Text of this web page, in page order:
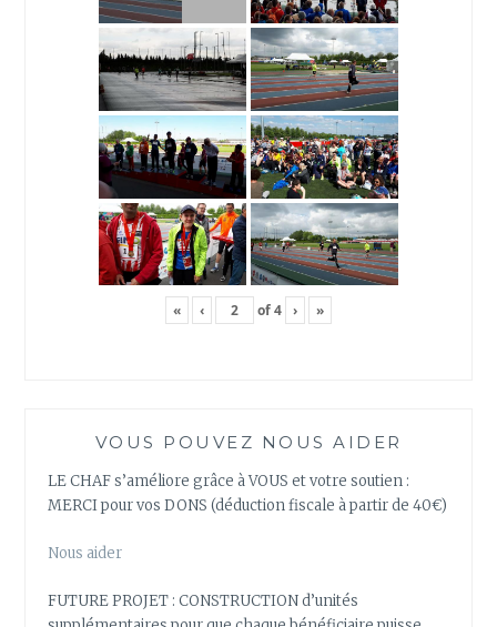
« ‹ of4 › »
VOUS POUVEZ NOUS AIDER
LE CHAF s’améliore grâce à VOUS et votre soutien :
MERCI pour vos DONS (déduction fiscale à partir de 40€)
Nous aider
FUTURE PROJET : CONSTRUCTION d’unités